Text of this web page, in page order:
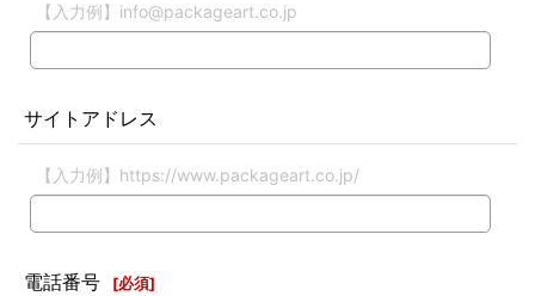
【入力例】info@packageart.co.jp
サイトアドレス
【入力例】https://www.packageart.co.jp/
電話番号 [必須]